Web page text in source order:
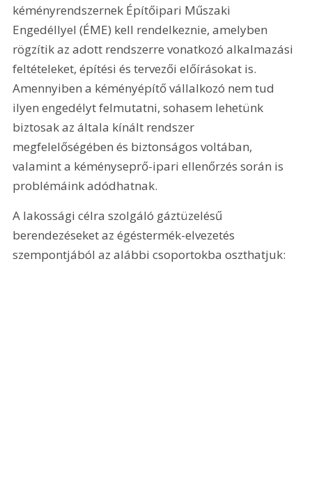
kéményrendszernek Építőipari Műszaki
Engedéllyel (ÉME) kell rendelkeznie, amelyben
rögzítik az adott rendszerre vonatkozó alkalmazási
feltételeket, építési és tervezői előírásokat is.
Amennyiben a kéményépítő vállalkozó nem tud
ilyen engedélyt felmutatni, sohasem lehetünk
biztosak az általa kínált rendszer
megfelelőségében és biztonságos voltában,
valamint a kéményseprő-ipari ellenőrzés során is
problémáink adódhatnak.
A lakossági célra szolgáló gáztüzelésű
berendezéseket az égéstermék-elvezetés
szempontjából az alábbi csoportokba oszthatjuk: